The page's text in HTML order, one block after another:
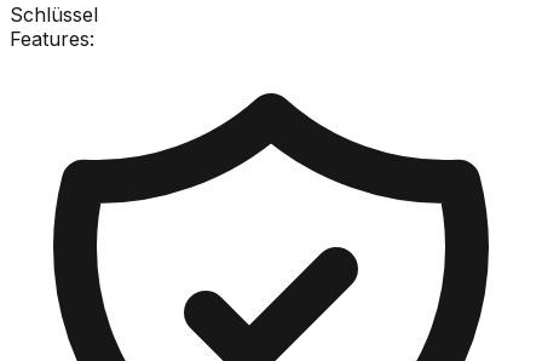
Schlüssel
Features: